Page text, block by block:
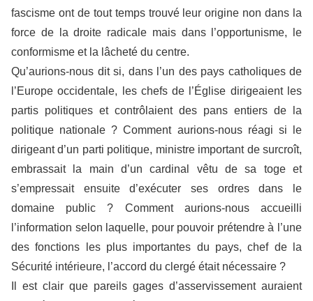
fascisme ont de tout temps trouvé leur origine non dans la
force de la droite radicale mais dans l’opportunisme, le
conformisme et la lâcheté du centre.
Qu’aurions-nous dit si, dans l’un des pays catholiques de
l’Europe occidentale, les chefs de l’Église dirigeaient les
partis politiques et contrôlaient des pans entiers de la
politique nationale ? Comment aurions-nous réagi si le
dirigeant d’un parti politique, ministre important de surcroît,
embrassait la main d’un cardinal vêtu de sa toge et
s’empressait ensuite d’exécuter ses ordres dans le
domaine public ? Comment aurions-nous accueilli
l’information selon laquelle, pour pouvoir prétendre à l’une
des fonctions les plus importantes du pays, chef de la
Sécurité intérieure, l’accord du clergé était nécessaire ?
Il est clair que pareils gages d’asservissement auraient